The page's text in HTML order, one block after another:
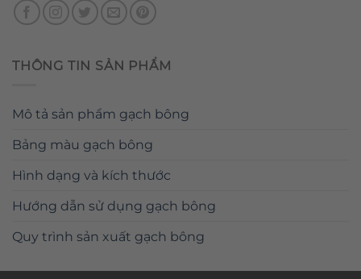
THÔNG TIN SẢN PHẨM
Mô tả sản phẩm gạch bông
Bảng màu gạch bông
Hình dạng và kích thước
Hướng dẫn sử dụng gạch bông
Quy trình sản xuất gạch bông